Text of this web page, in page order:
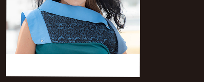
VIBLISS ＆
NAVY
ES kids
フォーマル
体系カバー
ワンピース